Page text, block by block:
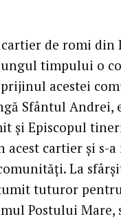
de romi din
timpului o
acestei
Sfântul Andrei,
și Episcopul
cartier și s-
La
tuturor
Postului Mare,